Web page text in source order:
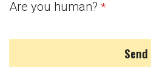
Are you human? *
Send